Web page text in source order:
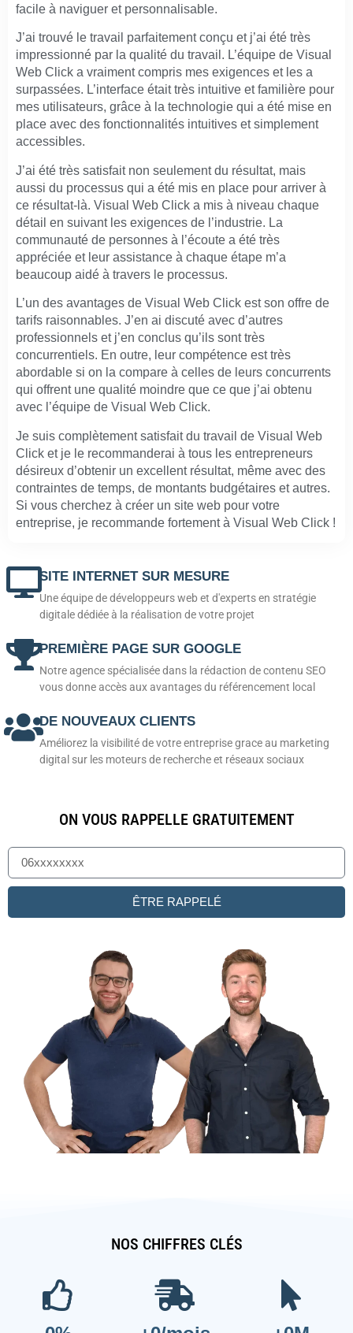
facile à naviguer et personnalisable.
J’ai trouvé le travail parfaitement conçu et j’ai été très
impressionné par la qualité du travail. L’équipe de Visual
Web Click a vraiment compris mes exigences et les a
surpassées. L’interface était très intuitive et familière pour
mes utilisateurs, grâce à la technologie qui a été mise en
place avec des fonctionnalités intuitives et simplement
accessibles.
J’ai été très satisfait non seulement du résultat, mais
aussi du processus qui a été mis en place pour arriver à
ce résultat-là. Visual Web Click a mis à niveau chaque
détail en suivant les exigences de l’industrie. La
communauté de personnes à l’écoute a été très
appréciée et leur assistance à chaque étape m’a
beaucoup aidé à travers le processus.
L’un des avantages de Visual Web Click est son offre de
tarifs raisonnables. J’en ai discuté avec d’autres
professionnels et j’en conclus qu’ils sont très
concurrentiels. En outre, leur compétence est très
abordable si on la compare à celles de leurs concurrents
qui offrent une qualité moindre que ce que j’ai obtenu
avec l’équipe de Visual Web Click.
Je suis complètement satisfait du travail de Visual Web
Click et je le recommanderai à tous les entrepreneurs
désireux d’obtenir un excellent résultat, même avec des
contraintes de temps, de montants budgétaires et autres.
Si vous cherchez à créer un site web pour votre
entreprise, je recommande fortement à Visual Web Click !
SITE INTERNET SUR MESURE
Une équipe de développeurs web et d'experts en stratégie
digitale dédiée à la réalisation de votre projet
PREMIÈRE PAGE SUR GOOGLE
Notre agence spécialisée dans la rédaction de contenu SEO
vous donne accès aux avantages du référencement local
DE NOUVEAUX CLIENTS
Améliorez la visibilité de votre entreprise grace au marketing
digital sur les moteurs de recherche et réseaux sociaux
ON VOUS RAPPELLE GRATUITEMENT
ÊTRE RAPPELÉ
NOS CHIFFRES CLÉS